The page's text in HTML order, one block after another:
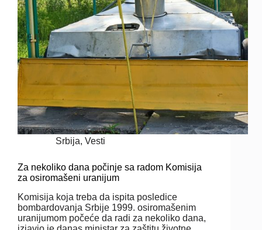
Srbija,Vesti
Za nekoliko dana počinje sa radom Komisija
za osiromašeni uranijum
Komisija koja treba da ispita posledice
bombardovanja Srbije 1999. osiromašenim
uranijumom počeće da radi za nekoliko dana,